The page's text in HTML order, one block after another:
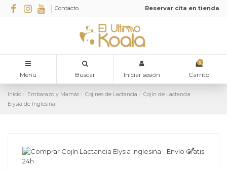
Contacto Reservar cita en tienda
Menu Buscar Iniciar sesión
0
Carrito
Inicio Embarazo y Mamás Cojines de Lactancia
Cojín de Lactancia
Elysia de Inglesina